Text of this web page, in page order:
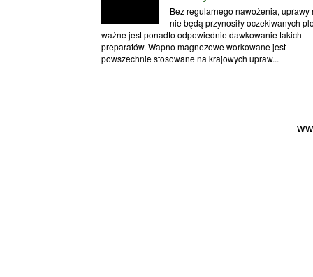
Bez regularnego nawożenia, uprawy
nie będą przynosiły oczekiwanych
ważne jest ponadto odpowiednie dawkowanie takich
preparatów. Wapno magnezowe workowane jest
powszechnie stosowane na krajowych upraw...